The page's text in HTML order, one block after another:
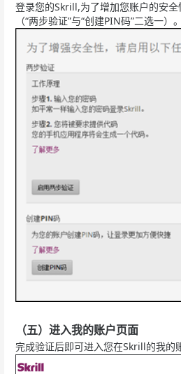
登录您的Skrill,为了增加您账户的安
（“两步验证”与“创建PIN码”二选一）。
（五）进入我的账户页面
完成验证后即可进入您在Skrill的我的